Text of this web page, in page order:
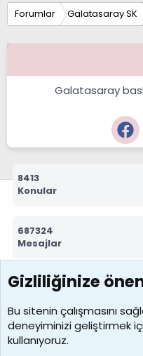
Forumlar Galatasaray SK
Galatasaray
8413
Konular
687324
Mesajlar
7390
Kullanıcılar
MosesBrownHayranı
Son üye
Gizliliğinize
Bu sitenin çalışmasını
deneyiminizi geliştirmek
kullanıyoruz.